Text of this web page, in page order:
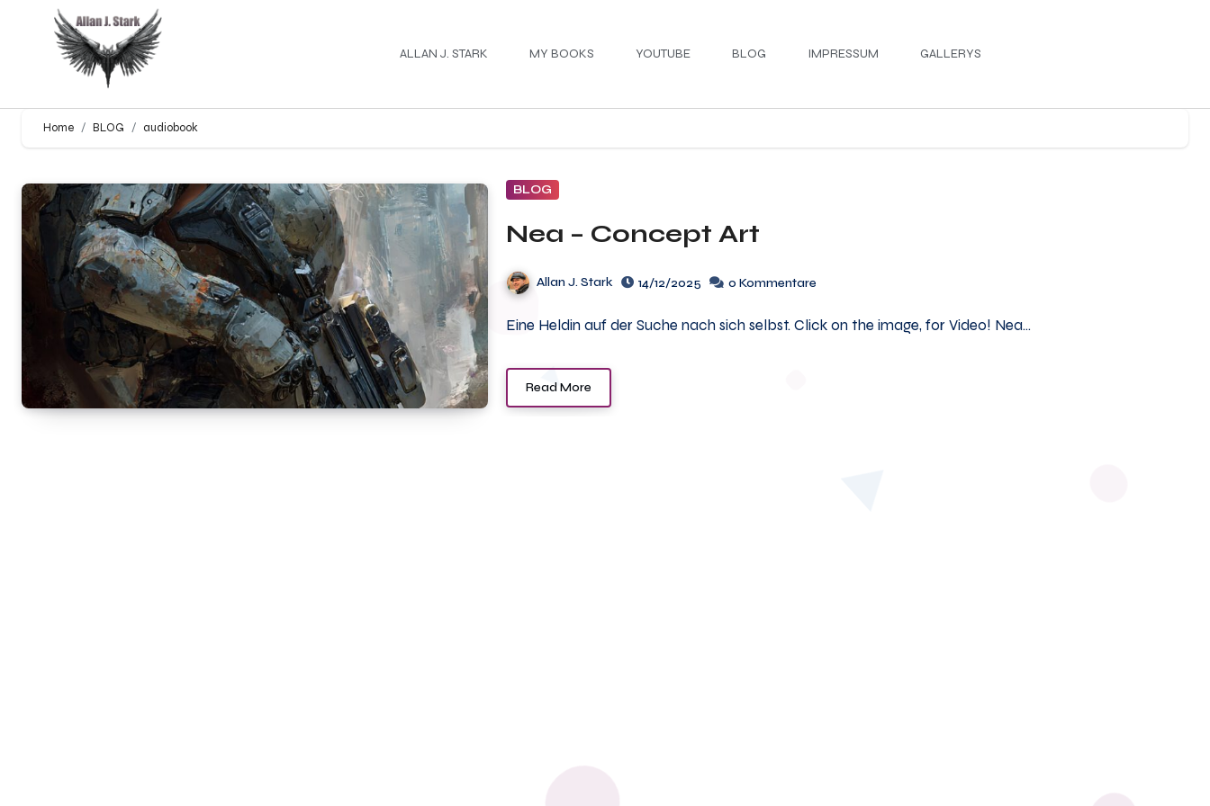
ALLAN J. STARK MY BOOKS YOUTUBE BLOG IMPRESSUM GALLERYS
Home BLOG audiobook
BLOG
Nea – Concept Art
Allan J. Stark 14/12/2025 0 Kommentare
Eine Heldin auf der Suche nach sich selbst. Click on the image, for Video! Nea…
Read More